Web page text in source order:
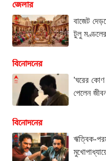
জেলার
বাজেট
টুলু মণ্ডলের
বিনোদনের
'ঘরের কোণ
পেলেন
বিনোদনের
ঋত্বিক-